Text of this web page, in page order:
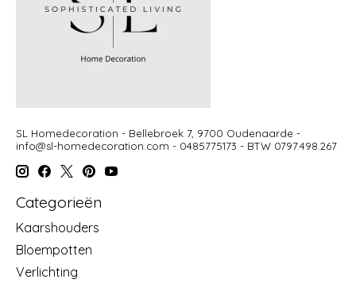
SL Homedecoration - Bellebroek 7, 9700 Oudenaarde -
info@sl-homedecoration.com - 0485775173 - BTW 0797.498.267
Categorieën
Kaarshouders
Bloempotten
Verlichting